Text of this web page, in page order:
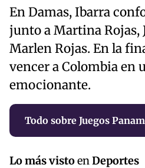
En Damas, Ibarra
junto a Martina Rojas,
Marlen Rojas. En la
vencer a Colombia en
emocionante.
Todo sobre Juegos
Lo más vistoen Deportes